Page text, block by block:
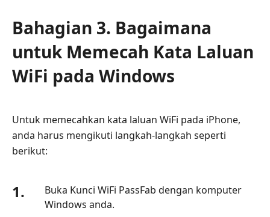
Bahagian 3. Bagaimana
untuk Memecah Kata Laluan
WiFi pada Windows
Untuk memecahkan kata laluan WiFi pada iPhone,
anda harus mengikuti langkah-langkah seperti
berikut:
1.
Buka Kunci WiFi PassFab dengan komputer
Windows anda.